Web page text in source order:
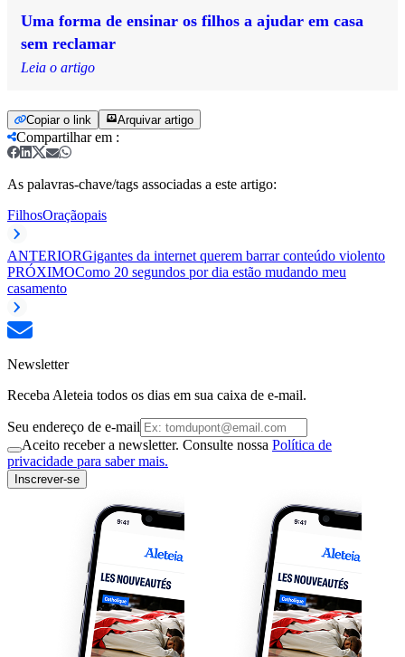
Uma forma de ensinar os filhos a ajudar em casa
sem reclamar
Leia o artigo
Copiar o link Arquivar artigo
Compartilhar em :
As palavras-chave/tags associadas a este artigo:
FilhosOraçãopais
ANTERIORGigantes da internet querem barrar conteúdo violento
PRÓXIMOComo 20 segundos por dia estão mudando meu
casamento
Newsletter
Receba Aleteia todos os dias em sua caixa de e-mail.
Seu endereço de e-mail
Aceito receber a newsletter. Consulte nossa Política de
privacidade para saber mais.
Inscrever-se